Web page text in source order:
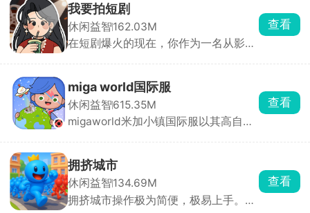
我要拍短剧
休闲益智162.03M
在短剧爆火的现在，你作为一名从影视
演员，从构思剧本、选择题材到短剧上
线，全程亲力亲为。签约演员时，需综
合评估其发展潜力、商业价值与资质，
随后通过专业培养提升他们的演技。随
查看
miga world国际服
休闲益智615.35M
migaworld米加小镇国际服以其高自由
探索，与不同的角色展开互动，一起打
卡多个地点场景，环境内所有的物品全
都能点击互动，搭建各种建筑物，还有
惊喜彩蛋等你去发现，书写你的小镇故
查看
拥挤城市
休闲益智134.69M
拥挤城市操作极为简便，极易上手。在
查看